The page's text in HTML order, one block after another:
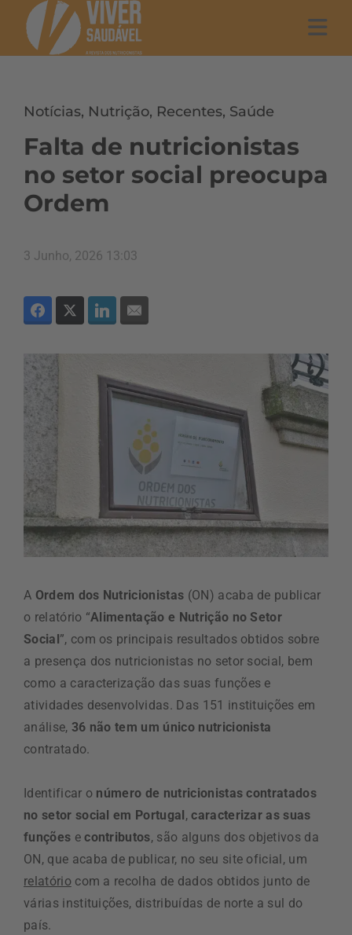
Notícias, Nutrição, Recentes, Saúde
Falta de nutricionistas
no setor social preocupa
Ordem
3 Junho, 2026 13:03
A Ordem dos Nutricionistas (ON) acaba de publicar
o relatório “Alimentação e Nutrição no Setor
Social”, com os principais resultados obtidos sobre
a presença dos nutricionistas no setor social, bem
como a caracterização das suas funções e
atividades desenvolvidas. Das 151 instituições em
análise, 36 não tem um único nutricionista
contratado.
Identificar o número de nutricionistas contratados
no setor social em Portugal,caracterizar as suas
funções econtributos, são alguns dos objetivos da
ON, que acaba de publicar, no seu site oficial, um
relatóriocom a recolha de dados obtidos junto de
várias instituições, distribuídas de norte a sul do
país.